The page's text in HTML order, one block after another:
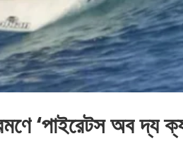
‘পাইরেটস অব দ্য